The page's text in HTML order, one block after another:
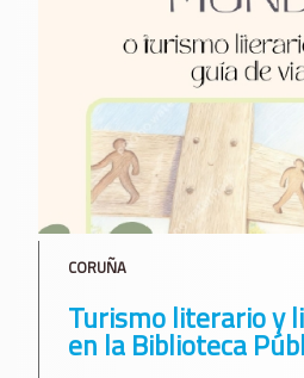
CORUÑA
Turismo literario y
en la Biblioteca